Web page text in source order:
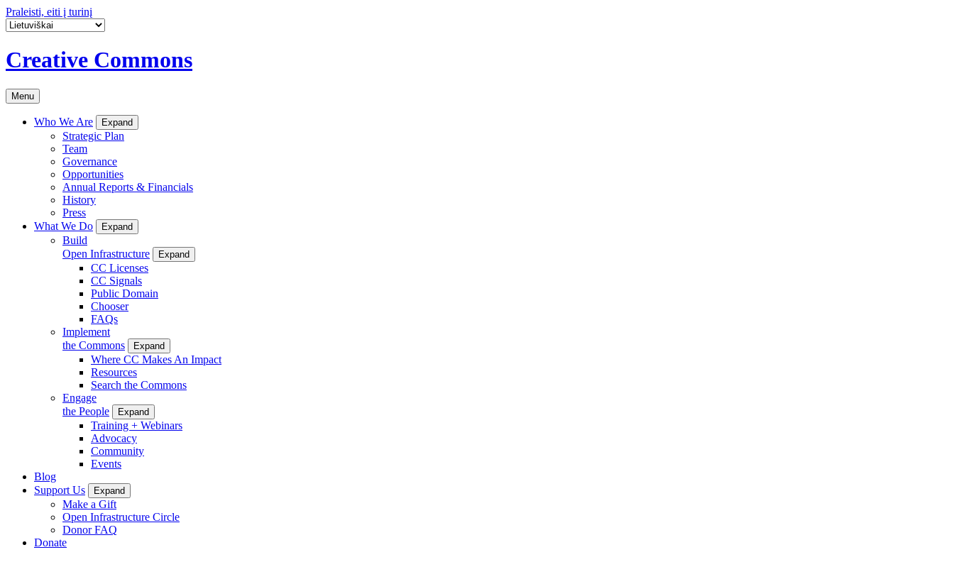
Praleisti, eiti į turinį
Creative Commons
Menu
Who We Are Expand
Strategic Plan
Team
Governance
Opportunities
Annual Reports & Financials
History
Press
What We Do
Expand
Build
Open Infrastructure
Expand
CC Licenses
CC Signals
Public Domain
Chooser
FAQs
Implement
the Commons
Expand
Where CC Makes An Impact
Resources
Search the Commons
Engage
the People
Expand
Training + Webinars
Advocacy
Community
Events
Blog
Support Us
Expand
Make a Gift
Open Infrastructure Circle
Donor FAQ
Donate